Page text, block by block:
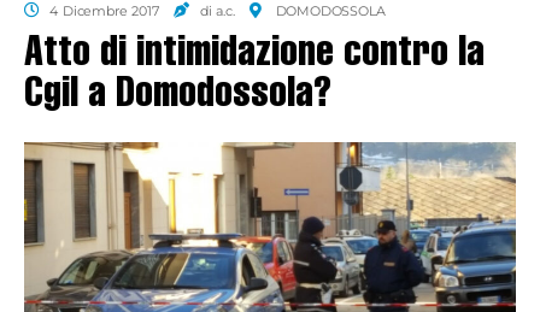
4 Dicembre 2017 di a.c. DOMODOSSOLA
Atto di intimidazione contro la
Cgil a Domodossola?